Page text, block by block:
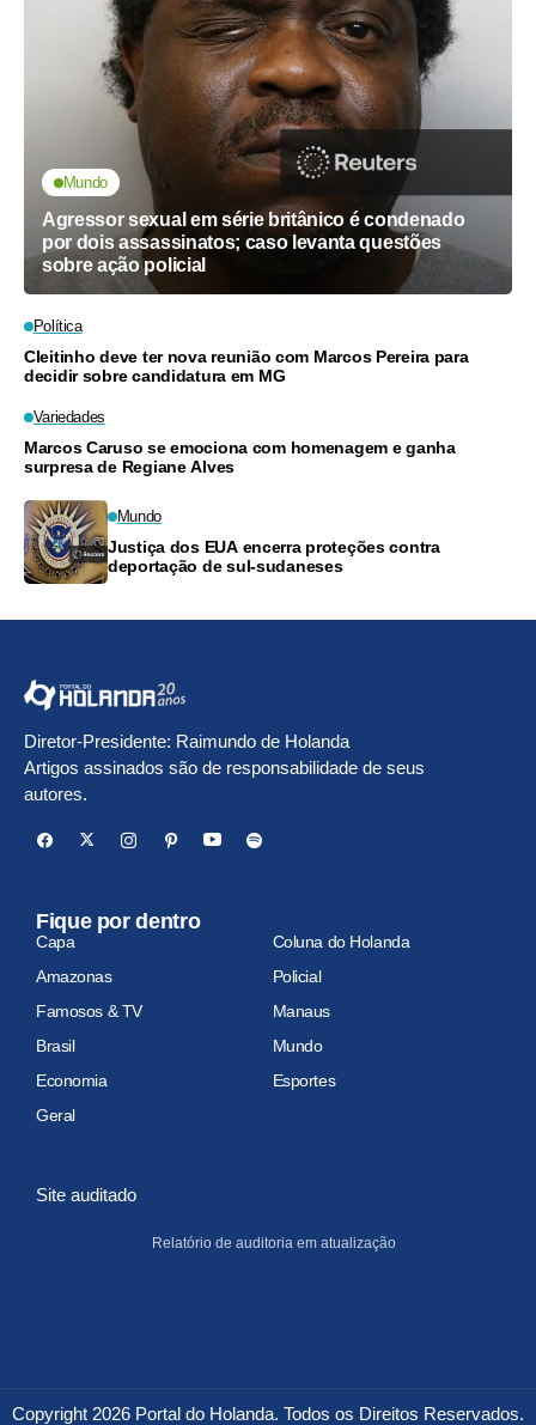
Mundo
Agressor sexual em série britânico é condenado
por dois assassinatos; caso levanta questões
sobre ação policial
Política
Cleitinho deve ter nova reunião com Marcos Pereira para
decidir sobre candidatura em MG
Variedades
Marcos Caruso se emociona com homenagem e ganha
surpresa de Regiane Alves
Mundo
Justiça dos EUA encerra proteções contra
deportação de sul-sudaneses
Diretor-Presidente: Raimundo de Holanda
Artigos assinados são de responsabilidade de seus
autores.
Fique por dentro
Capa
Coluna do Holanda
Amazonas
Policial
Famosos & TV
Manaus
Brasil
Mundo
Economia
Esportes
Geral
Site auditado
Relatório de auditoria em atualização
Copyright 2026 Portal do Holanda. Todos os Direitos Reservados.